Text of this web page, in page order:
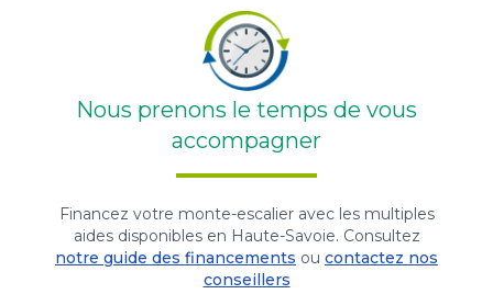
Nous prenons le temps de vous
accompagner
Financez votre monte-escalier avec les multiples
aides disponibles en Haute-Savoie. Consultez
notre guide des financements ou contactez nos
conseillers